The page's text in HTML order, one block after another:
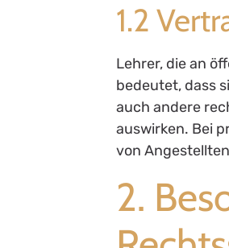
1.2
Lehrer, die an
bedeutet, dass
auch andere
auswirken. Bei
von
2.